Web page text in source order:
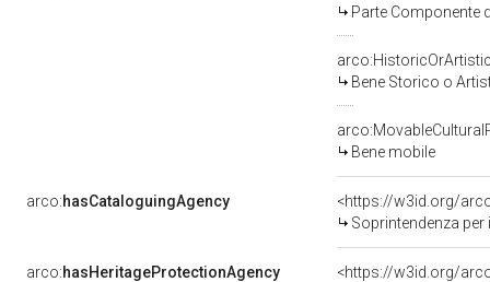
Parte Componente
Bene Storico o
Bene mobile
arco:hasCataloguingAgency
<https://w3id.org/
Soprintendenza
arco:hasHeritageProtectionAgency
<https://w3id.org/